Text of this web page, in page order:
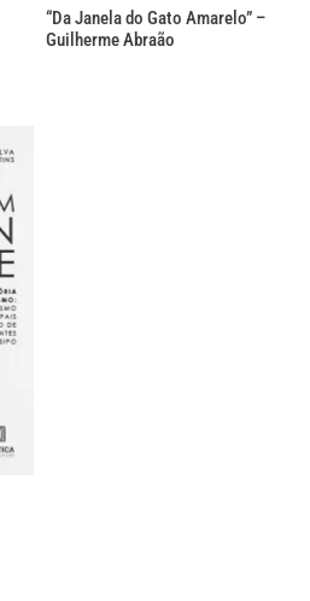
“Da Janela do Gato Amarelo” –
Guilherme Abraão